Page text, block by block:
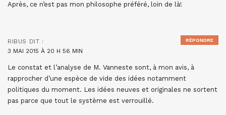
Après, ce n’est pas mon philosophe préféré, loin de là!
RIBUS DIT :
3 MAI 2015 À 20 H 56 MIN
Le constat et l’analyse de M. Vanneste sont, à mon avis, à
rapprocher d’une espèce de vide des idées notamment
politiques du moment. Les idées neuves et originales ne sortent
pas parce que tout le système est verrouillé.
RÉPONDRE